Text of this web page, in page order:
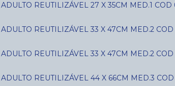
REUTILIZÁVEL 27 X 35CM MED.1 COD
REUTILIZÁVEL 33 X 47CM MED.2
REUTILIZÁVEL 33 X 47CM MED.2
ADULTO REUTILIZÁVEL 44 X 66CM MED.3